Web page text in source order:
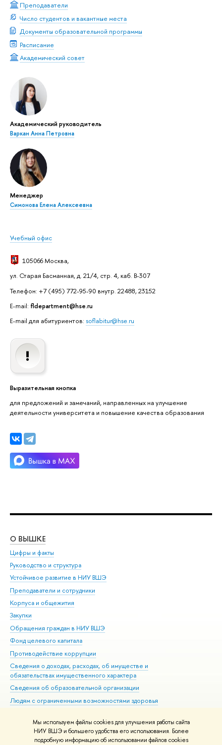
Мы используем файлы cookies для улучшения работы сайта
НИУ ВШЭ и большего удобства его использования. Более
подробную информацию об использовании файлов cookies
Преподаватели
Число студентов и вакантные места
Документы образовательной программы
Расписание
Академический совет
Академический руководитель
Варкан Анна Петровна
Менеджер
Симонова Елена Алексеевна
Учебный офис
105066 Москва,
ул. Старая Басманная, д. 21/4, стр. 4, каб. В-307
Телефон: +7 (495) 772-95-90 внутр. 22488, 23152
E-mail: fldepartment@hse.ru
E-mail для абитуриентов: soflabitur@hse.ru
Выразительная кнопка
для предложений и замечаний, направленных на улучшение
деятельности университета и повышение качества образования
О ВЫШКЕ
Цифры и факты
Руководство и структура
Устойчивое развитие в НИУ ВШЭ
Преподаватели и сотрудники
Корпуса и общежития
Закупки
Обращения граждан в НИУ ВШЭ
Фонд целевого капитала
Противодействие коррупции
Сведения о доходах, расходах, об имуществе и
обязательствах имущественного характера
Сведения об образовательной организации
Людям с ограниченными возможностями здоровья
Работа в Вышке